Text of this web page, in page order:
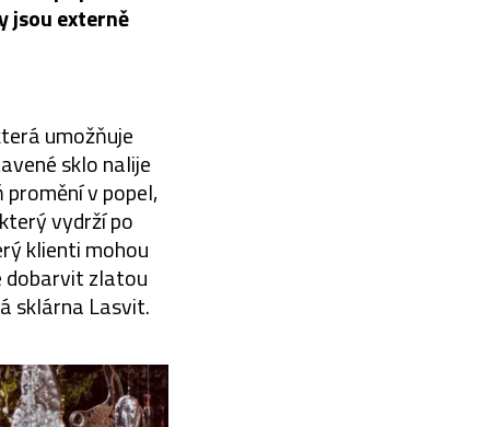
jsou externě
umožňuje
sklo nalije
v popel,
vydrží po
klienti mohou
dobarvit zlatou
sklárna Lasvit.